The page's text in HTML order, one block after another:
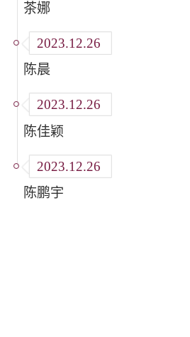
茶娜
2023.12.26
陈晨
2023.12.26
陈佳颖
2023.12.26
陈鹏宇